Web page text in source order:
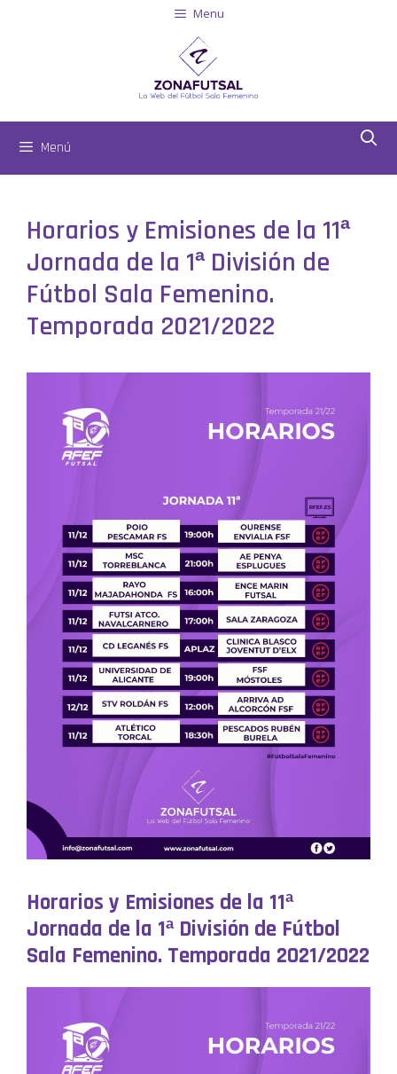
Menu
Menú
Horarios y Emisiones de la 11ª
Jornada de la 1ª División de
Fútbol Sala Femenino.
Temporada 2021/2022
Horarios y Emisiones de la 11ª
Jornada de la 1ª División de Fútbol
Sala Femenino. Temporada 2021/2022